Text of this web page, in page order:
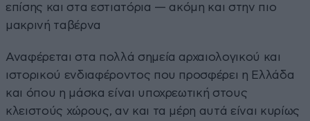
επίσης και στα εστιατόρια — ακόμη και στην πιο
μακρινή ταβέρνα
Αναφέρεται στα πολλά σημεία αρχαιολογικού και
ιστορικού ενδιαφέροντος που προσφέρει η Ελλάδα
και όπου η μάσκα είναι υποχρεωτική στους
κλειστούς χώρους, αν και τα μέρη αυτά είναι κυρίως